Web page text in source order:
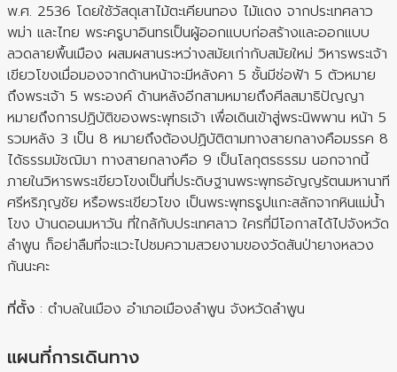
พ.ศ. 2536 โดยใช้วัสดุเสาไม้ตะเคียนทอง ไม้แดง จากประเทศลาว
พม่า และไทย พระครูบาอินทรเป็นผู้ออกแบบก่อสร้างและออกแบบ
ลวดลายพื้นเมือง ผสมผสานระหว่างสมัยเก่ากับสมัยใหม่ วิหารพระเจ้า
เขียวโขงเมื่อมองจากด้านหน้าจะมีหลังคา 5 ชั้นมีช่อฟ้า 5 ตัวหมาย
ถึงพระเจ้า 5 พระองค์ ด้านหลังอีกสามหมายถึงศีลสมาธิปัญญา
หมายถึงการปฏิบัติของพระพุทธเจ้า เพื่อเดินเข้าสู่พระนิพพาน หน้า 5
รวมหลัง 3 เป็น 8 หมายถึงต้องปฏิบัติตามทางสายกลางคือมรรค 8
ได้ธรรมมัชฌิมา ทางสายกลางคือ 9 เป็นโลกุตรธรรม นอกจากนี้
ภายในวิหารพระเขียวโขงเป็นที่ประดิษฐานพระพุทธอัญญรัตนมหานาที
ศรีหริภุญชัย หรือพระเขียวโขง เป็นพระพุทธรูปแกะสลักจากหินแม่น้ำ
โขง บ้านดอนมหาวัน ที่ใกล้กับประเทศลาว ใครที่มีโอกาสได้ไปจังหวัด
ลำพูน ก็อย่าลืมที่จะแวะไปชมความสวยงามของวัดสันป่ายางหลวง
กันนะคะ
ที่ตั้ง : ตำบลในเมือง อำเภอเมืองลำพูน จังหวัดลำพูน
แผนที่การเดินทาง